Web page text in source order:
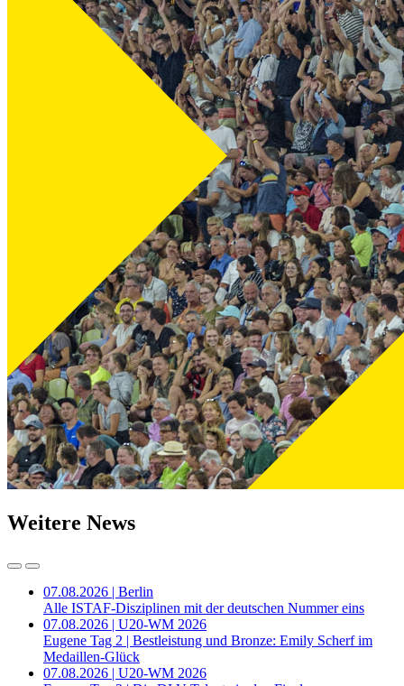
Weitere News
07.08.2026 | Berlin
Alle ISTAF-Disziplinen mit der deutschen Nummer eins
07.08.2026 | U20-WM 2026
Eugene Tag 2 | Bestleistung und Bronze: Emily Scherf im
Medaillen-Glück
07.08.2026 | U20-WM 2026